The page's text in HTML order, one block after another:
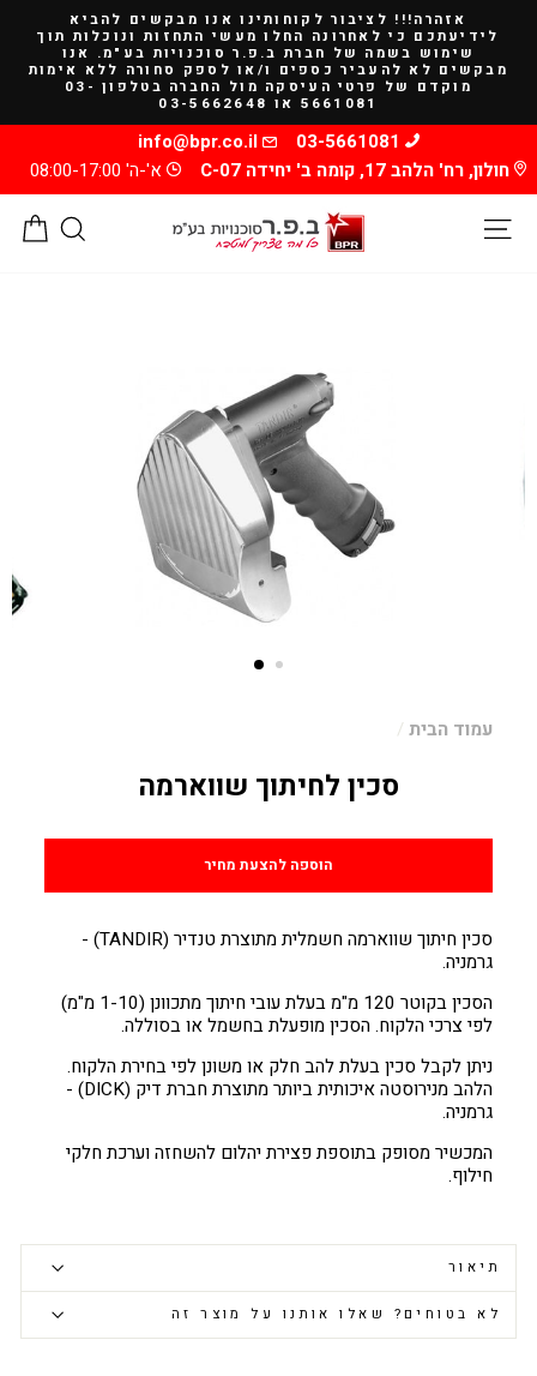
קריאה
אזהרה!!! לציבור לקוחותינו אנו מבקשים להביא
לידיעתכם כי לאחרונה החלו מעשי התחזות ונוכלות תוך
שימוש בשמה של חברת ב.פ.ר סוכנויות בע"מ. אנו
מבקשים לא להעביר כספים ו/או לספק סחורה ללא אימות
מוקדם של פרטי העיסקה מול החברה בטלפון 03-
5661081 או 03-5662648
03-5661081
info@bpr.co.il
חולון, רח' הלהב 17, קומה ב' יחידה C-07
א'-ה' 08:00-17:00
עמוד הבית /
סכין לחיתוך שווארמה
הוספה להצעת מחיר
סכין חיתוך שווארמה חשמלית מתוצרת טנדיר (TANDIR) -
גרמניה.
הסכין בקוטר 120 מ"מ בעלת עובי חיתוך מתכוונן (1-10 מ"מ)
לפי צרכי הלקוח. הסכין מופעלת בחשמל או בסוללה.
ניתן לקבל סכין בעלת להב חלק או משונן לפי בחירת הלקוח.
הלהב מנירוסטה איכותית ביותר מתוצרת חברת דיק (DICK) -
גרמניה.
המכשיר מסופק בתוספת פצירת יהלום להשחזה וערכת חלקי
חילוף.
תיאור
לא בטוחים? שאלו אותנו על מוצר זה